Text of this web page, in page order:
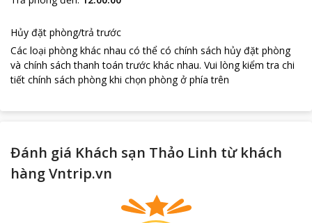
Hủy đặt phòng/trả trước
Các loại phòng khác nhau có thể có chính sách hủy đặt phòng
và chính sách thanh toán trước khác nhau. Vui lòng kiểm tra chi
tiết chính sách phòng khi chọn phòng ở phía trên
Đánh giá Khách sạn Thảo Linh từ khách
hàng Vntrip.vn